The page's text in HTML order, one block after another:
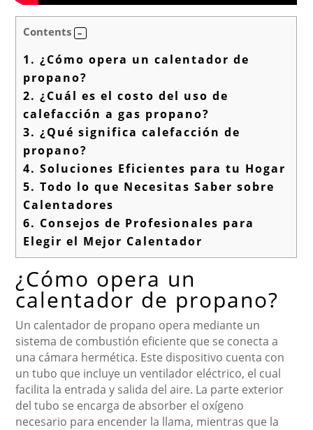
Contents
1. ¿Cómo opera un calentador de
propano?
2. ¿Cuál es el costo del uso de
calefacción a gas propano?
3. ¿Qué significa calefacción de
propano?
4. Soluciones Eficientes para tu Hogar
5. Todo lo que Necesitas Saber sobre
Calentadores
6. Consejos de Profesionales para
Elegir el Mejor Calentador
¿Cómo opera un
calentador de propano?
Un calentador de propano opera mediante un
sistema de combustión eficiente que se conecta a
una cámara hermética. Este dispositivo cuenta con
un tubo que incluye un ventilador eléctrico, el cual
facilita la entrada y salida del aire. La parte exterior
del tubo se encarga de absorber el oxígeno
necesario para encender la llama, mientras que la